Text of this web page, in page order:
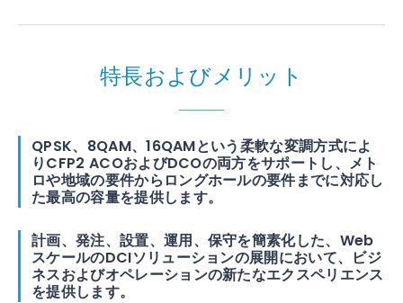
特長およびメリット
QPSK、8QAM、16QAMという柔軟な変調方式によ
りCFP2 ACOおよびDCOの両方をサポートし、メト
ロや地域の要件からロングホールの要件までに対応し
た最高の容量を提供します。
計画、発注、設置、運用、保守を簡素化した、Web
スケールのDCIソリューションの展開において、ビジ
ネスおよびオペレーションの新たなエクスペリエンス
を提供します。